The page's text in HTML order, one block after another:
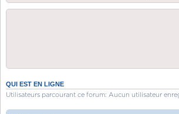
QUI EST EN LIGNE
Utilisateurs parcourant ce forum: Aucun utilisateur